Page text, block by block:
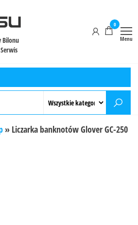
Bilonu
0
Menu
» Liczarka banknotów Glover GC-250